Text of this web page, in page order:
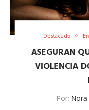
Destacado
ASEGURAN
VIOLENCIA
Por: Nora